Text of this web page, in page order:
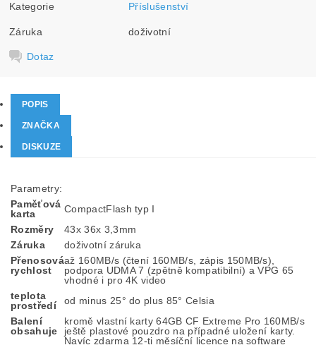
Kategorie Příslušenství
Záruka doživotní
Dotaz
POPIS
ZNAČKA
DISKUZE
Parametry:
Paměťová
karta
CompactFlash typ I
Rozměry
43x 36x 3,3mm
Záruka
doživotní záruka
Přenosová
rychlost
až 160MB/s (čtení 160MB/s, zápis 150MB/s),
podpora UDMA 7 (zpětně kompatibilní) a VPG 65
vhodné i pro 4K video
teplota
prostředí
od minus 25° do plus 85° Celsia
Balení
obsahuje
kromě vlastní karty 64GB CF Extreme Pro 160MB/s
ještě plastové pouzdro na případné uložení karty.
Navíc zdarma 12-ti měsíční licence na software